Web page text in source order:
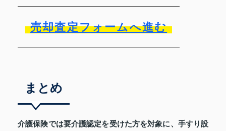
売却査定フォームへ進む
まとめ
介護保険では要介護認定を受けた方を対象に、手すり設